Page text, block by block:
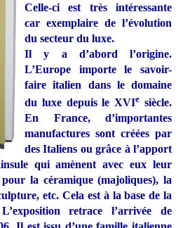
Celle-ci est très intéressante
car exemplaire de l’évolution
du secteur du luxe.
Il y a d’abord l’origine.
L’Europe importe le savoir-
faire italien dans le domaine
du luxe depuis le XVIe siècle.
En France, d’importantes
manufactures sont créées par
des Italiens ou grâce à l’apport
qui amènent avec eux leur
la céramique (majoliques), la
etc. Cela est à la base de la
retrace l’arrivée de